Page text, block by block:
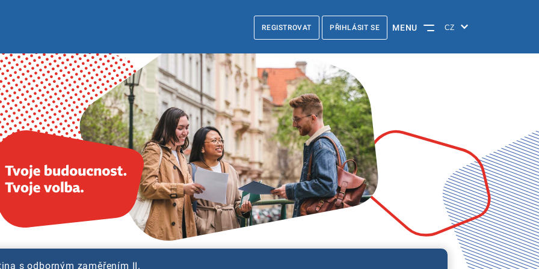
REGISTROVAT PŘIHLÁSIT SE MENU
s odborným zaměřením II.